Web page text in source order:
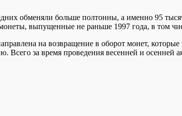
обменяли больше полтонны, а именно 95
выпущенные не раньше 1997 года, в том
на возвращение в оборот монет,
за время проведения весенней и осенней